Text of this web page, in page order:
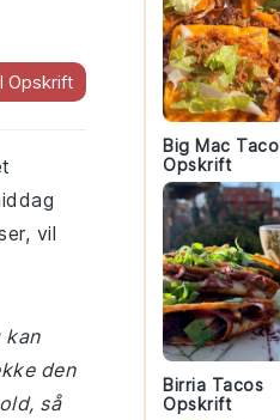
Opskrift
vil
kan
den
så
Big Mac Taco
Opskrift
Birria Tacos
Opskrift